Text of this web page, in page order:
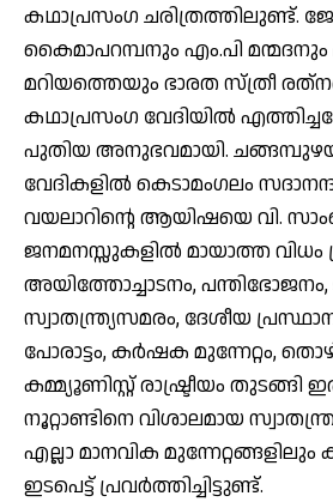
കഥാപ്രസംഗ ചരിത്രത്തിലുണ്ട്.
കൈമാപറമ്പനും എം.പി മന്മദനും
മറിയത്തെയും ഭാരത സ്ത്രീ
കഥാപ്രസംഗ വേദിയില്‍
പുതിയ അനുഭവമായി.
വേദികളില്‍ കെടാമംഗലം
വയലാറിന്റെ ആയിഷയെ വി.
ജനമനസ്സുകളില്‍ മായാത്ത വിധം
അയിത്തോച്ചാടനം, പന്തിഭോജനം,
സ്വാതന്ത്ര്യസമരം, ദേശീയ
പോരാട്ടം, കര്‍ഷക മുന്നേറ്റം,
കമ്മ്യൂണിസ്റ്റ് രാഷ്ട്രീയം തുടങ്ങി
നൂറ്റാണ്ടിനെ വിശാലമായ
എല്ലാ മാനവിക
ഇടപെട്ട് പ്രവര്‍ത്തിച്ചിട്ടുണ്ട്.